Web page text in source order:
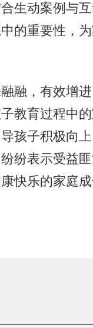
生动案例与
的重要性，
，有效增进
教育过程中
孩子积极向
纷表示受益
快乐的家庭成